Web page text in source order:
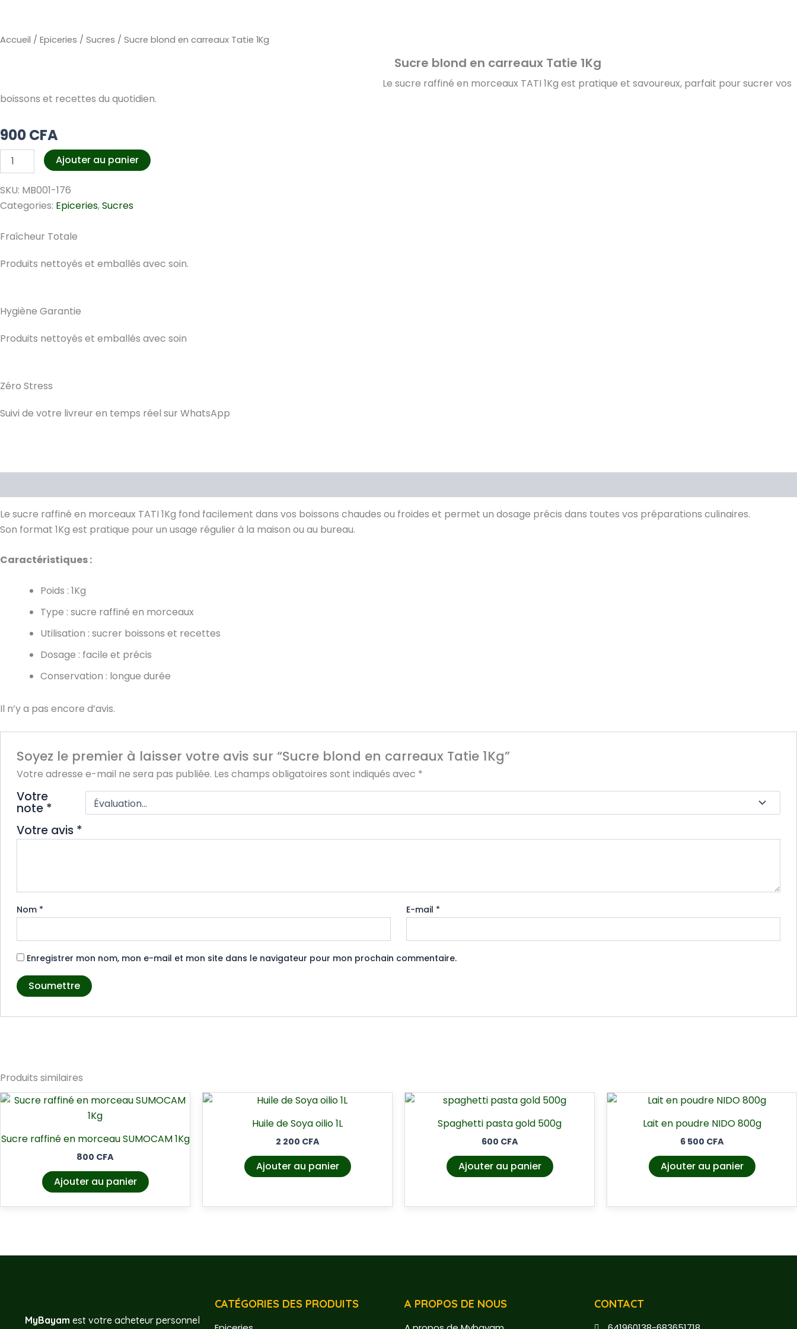
Accueil / Epiceries / Sucres / Sucre blond en carreaux Tatie 1Kg
Sucre blond en carreaux Tatie 1Kg
Le sucre raffiné en morceaux TATI 1Kg est pratique et savoureux, parfait pour sucrer vos
boissons et recettes du quotidien.
900CFA
quantité
blond
en
carreaux
1Kg
Ajouter au panier
SKU: MB001-176
Categories: Epiceries,Sucres
Fraîcheur Totale
Produits nettoyés et emballés avec soin.
Hygiène Garantie
Produits nettoyés et emballés avec soin
Zéro Stress
Suivi de votre livreur en temps réel sur WhatsApp
Le sucre raffiné en morceaux TATI 1Kg fond facilement dans vos boissons chaudes ou froides et permet un dosage précis dans toutes vos préparations culinaires.
Son format 1Kg est pratique pour un usage régulier à la maison ou au bureau.
Caractéristiques :
Poids : 1Kg
Type : sucre raffiné en morceaux
Utilisation : sucrer boissons et recettes
Dosage : facile et précis
Conservation : longue durée
Il n’y a pas encore d’avis.
Soyez le premier à laisser votre avis sur “Sucre blond en carreaux Tatie 1Kg”
Votre adresse e-mail ne sera pas publiée. Les champs obligatoires sont indiqués avec *
Votre
note *
Votre avis *
Nom * E-mail *
Enregistrer mon nom, mon e-mail et mon site dans le navigateur pour mon prochain commentaire.
Produits similaires
Sucre raffiné en morceau SUMOCAM 1Kg
800 CFA
Ajouter au panier
Huile de Soya oilio 1L
2 200 CFA
Ajouter au panier
Spaghetti pasta gold 500g
600 CFA
Ajouter au panier
Lait en poudre NIDO 800g
6 500 CFA
Ajouter au panier
MyBayam est votre acheteur personnel
CATÉGORIES DES PRODUITS A PROPOS DE NOUS CONTACT